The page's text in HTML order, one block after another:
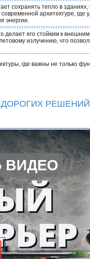
сохранять тепло в
архитектуре, где
энергии.
его стойким к
излучению, что
где важны не только
ВИДЕО